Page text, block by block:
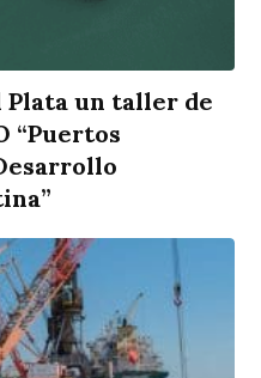
Plata un taller de
“Puertos